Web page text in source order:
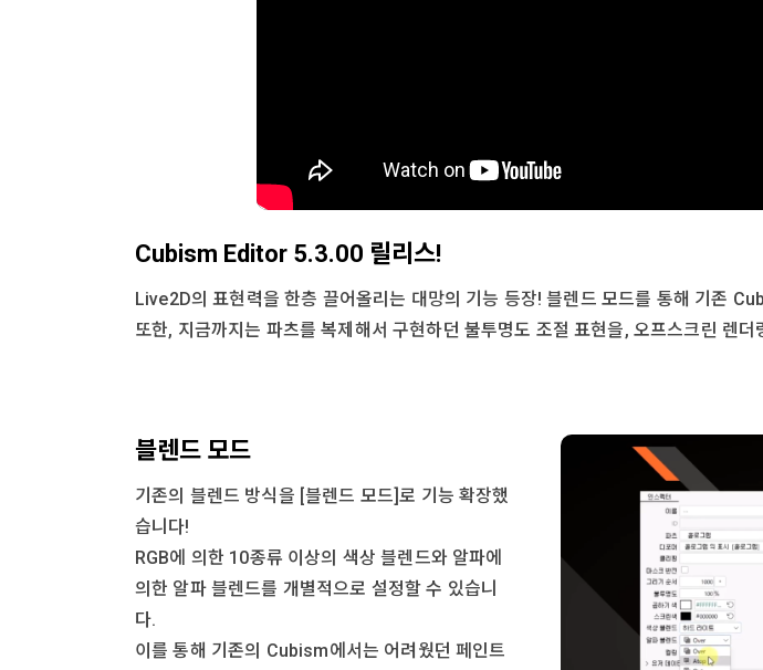
Cubism Editor 5.3.00 릴리스!
Live2D의 표현력을 한층 끌어올리는 대망의 기능 등장! 블렌드 모드를 통해 기존
또한, 지금까지는 파츠를 복제해서 구현하던 불투명도 조절 표현을, 오프스크린 렌
블렌드 모드
기존의 블렌드 방식을 [블렌드 모드]로 기능 확장했
습니다!
RGB에 의한 10종류 이상의 색상 블렌드와 알파에
의한 알파 블렌드를 개별적으로 설정할 수 있습니
다.
이를 통해 기존의 Cubism에서는 어려웠던 페인트